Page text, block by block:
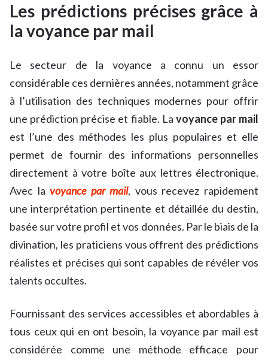
Les prédictions précises grâce à
la voyance par mail
Le secteur de la voyance a connu un essor
considérable ces dernières années, notamment grâce
à l’utilisation des techniques modernes pour offrir
une prédiction précise et fiable. La voyance par mail
est l’une des méthodes les plus populaires et elle
permet de fournir des informations personnelles
directement à votre boîte aux lettres électronique.
Avec lavoyance par mail, vous recevez rapidement
une interprétation pertinente et détaillée du destin,
basée sur votre profil et vos données. Par le biais de la
divination, les praticiens vous offrent des prédictions
réalistes et précises qui sont capables de révéler vos
talents occultes.
Fournissant des services accessibles et abordables à
tous ceux qui en ont besoin, la voyance par mail est
considérée comme une méthode efficace pour